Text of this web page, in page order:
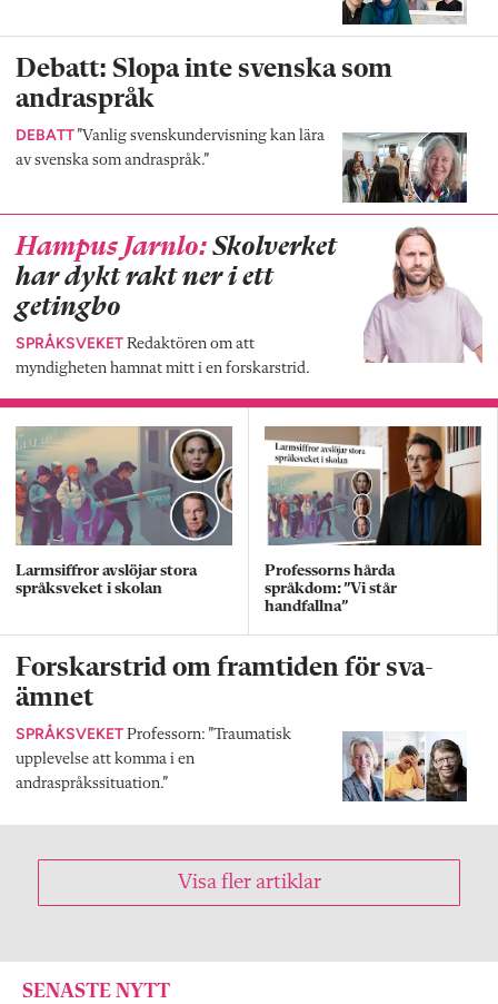
Debatt: Slopa inte svenska som
andraspråk
DEBATT”Vanlig svenskundervisning kan lära
av svenska som andraspråk.”
Hampus Jarnlo: Skolverket
har dykt rakt ner i ett
getingbo
SPRÅKSVEKET Redaktören om att
myndigheten hamnat mitt i en forskarstrid.
Larmsiffror avslöjar stora
språksveket i skolan
Professorns hårda
språkdom: ”Vi står
handfallna”
Forskarstrid om framtiden för sva-
ämnet
SPRÅKSVEKET Professorn: ”Traumatisk
upplevelse att komma i en
andraspråkssituation.”
Visa fler artiklar
SENASTE NYTT